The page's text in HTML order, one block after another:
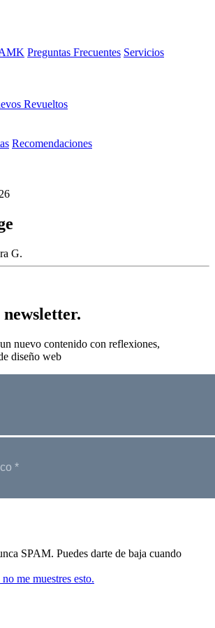
Preguntas Frecuentes Servicios
Revueltos
Recomendaciones
G.
nuevo contenido con reflexiones,
diseño web
SPAM. Puedes darte de baja cuando
me muestres esto.